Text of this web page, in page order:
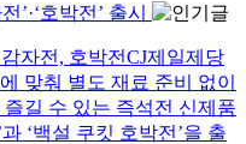
’·‘호박전’ 출시
자전, 호박전CJ제일제당
맞춰 별도 재료 준비 없이
길 수 있는 즉석전 신제품
‘백설 쿠킷 호박전’을 출